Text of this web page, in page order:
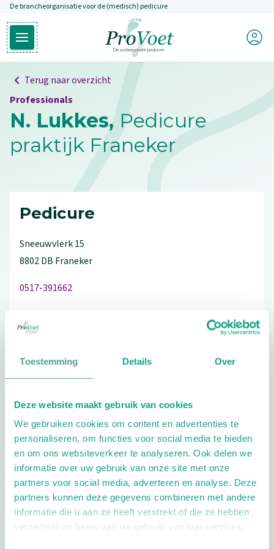
Toestemming Details Over
Deze website maakt gebruik van cookies
We gebruiken cookies om content en advertenties te
personaliseren, om functies voor social media te bieden
en om ons websiteverkeer te analyseren. Ook delen we
informatie over uw gebruik van onze site met onze
partners voor social media, adverteren en analyse. Deze
partners kunnen deze gegevens combineren met andere
informatie die u aan ze heeft verstrekt of die ze hebben
verzameld op basis van uw gebruik van hun services.
Overslaan en naar de inhoud gaan
De brancheorganisatie voor de (medisch) pedicure
Open hoofdmenu
Ga naar de homepagina
Mijn
Terug naar overzicht
Professionals
N. Lukkes, Pedicure
praktijk Franeker
Pedicure
Sneeuwvlerk15
8802 DB Franeker
0517-391662
Extra opties
Openingstijden